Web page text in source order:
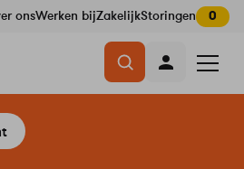
onsWerken bijZakelijkStoringen 0
openen